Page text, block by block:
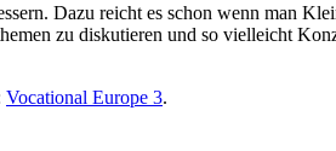
Dazu reicht es schon wenn man
zu diskutieren und so vielleicht
Vocational Europe 3.